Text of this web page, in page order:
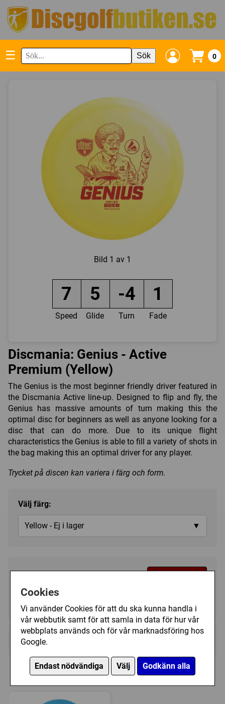
Cookies
Vi använder Cookies för att du ska kunna handla i
vår webbutik samt för att samla in data för hur vår
webbplats används och för vår marknadsföring hos
Google.
Endast nödvändiga Välj Godkänn alla
☰ Sök 0
Bild 1 av 1
7 5 -4 1
Speed Glide Turn Fade
Discmania: Genius - Active
Premium (Yellow)
The Genius is the most beginner friendly driver featured in
the Discmania Active line-up. Designed to flip and fly, the
Genius has massive amounts of turn making this the
optimal disc for beginners as well as anyone looking for a
disc that can do more. Due to its unique flight
characteristics the Genius is able to fill a variety of shots in
the bag making this an optimal driver for any player.
Trycket på discen kan variera i färg och form.
Välj färg:
Yellow - Ej i lager ▼
149 kr
Tillfälligt slut
Kategori(er):
Liknande discar i lager